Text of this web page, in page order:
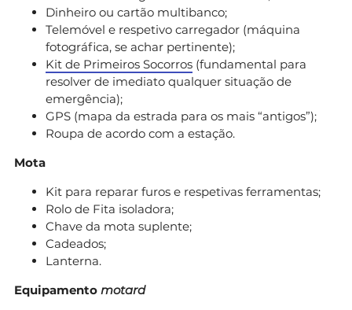
Dinheiro ou cartão multibanco;
Telemóvel e respetivo carregador (máquina
fotográfica, se achar pertinente);
Kit de Primeiros Socorros (fundamental para
resolver de imediato qualquer situação de
emergência);
GPS (mapa da estrada para os mais “antigos”);
Roupa de acordo com a estação.
Mota
Kit para reparar furos e respetivas ferramentas;
Rolo de Fita isoladora;
Chave da mota suplente;
Cadeados;
Lanterna.
Equipamento motard